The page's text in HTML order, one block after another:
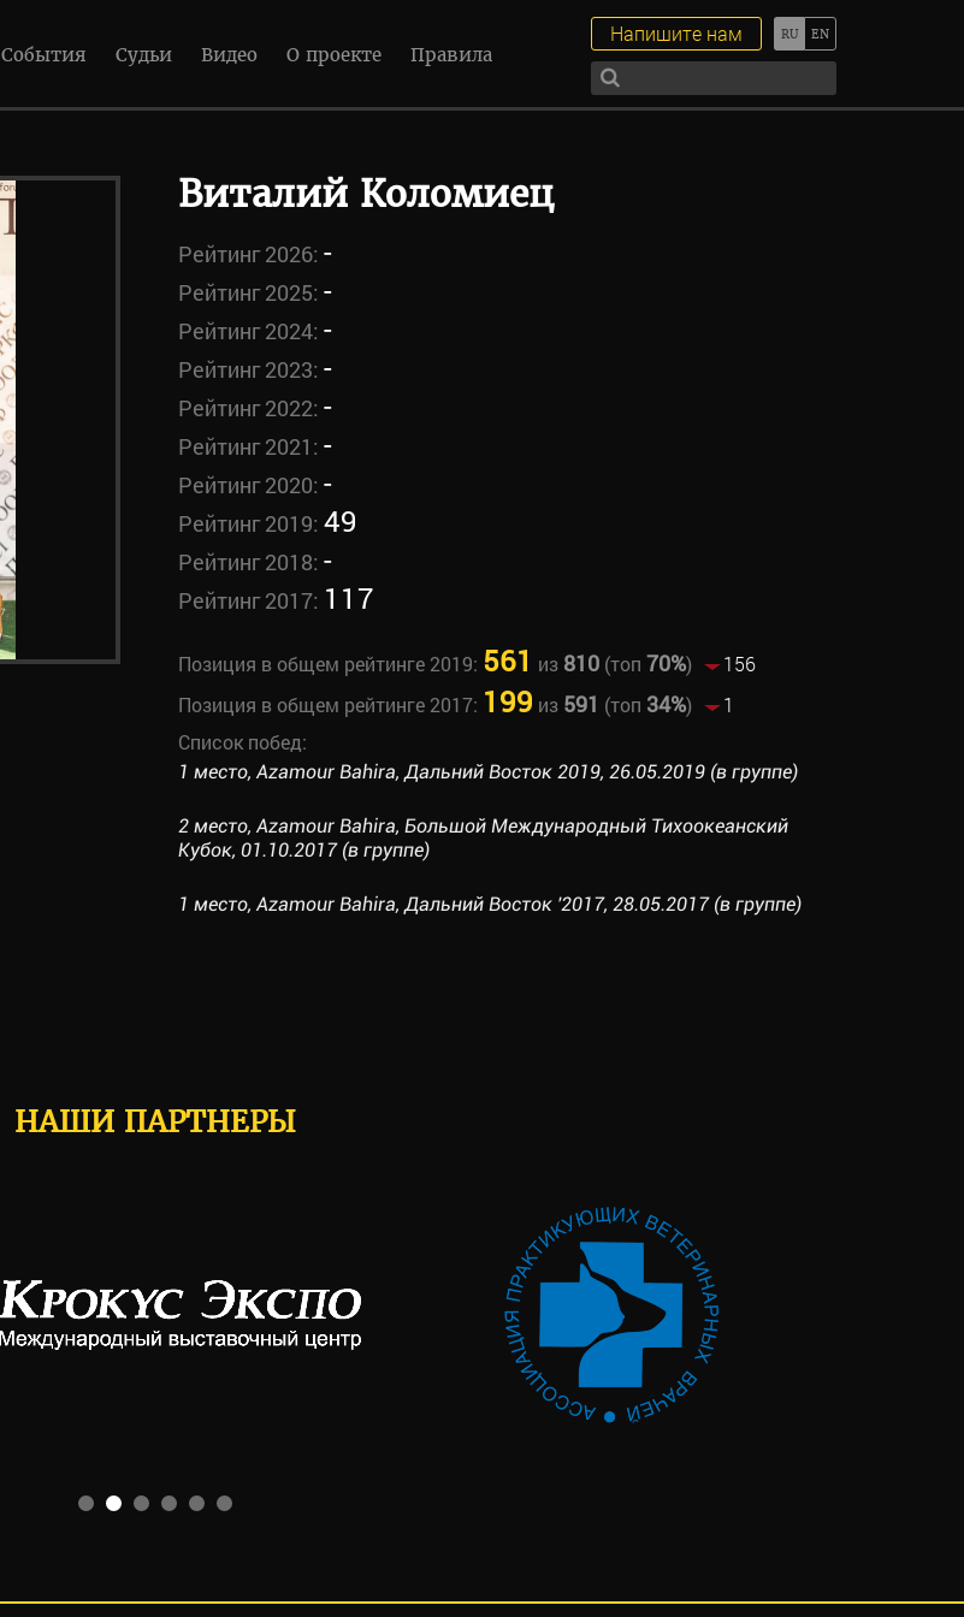
События Судьи Видео О проекте Правила
Напишите нам
Виталий Коломиец
Рейтинг 2026: -
Рейтинг 2025: -
Рейтинг 2024: -
Рейтинг 2023: -
Рейтинг 2022: -
Рейтинг 2021: -
Рейтинг 2020: -
Рейтинг 2019: 49
Рейтинг 2018: -
Рейтинг 2017: 117
Позиция в общем рейтинге 2019: 561 из 810(топ 70%)
156
Позиция в общем рейтинге 2017: 199 из 591 (топ 34%)
1
Список побед:
1 место, Azamour Bahira, Дальний Восток 2019, 26.05.2019 (в группе)
2 место, Azamour Bahira, Большой Международный Тихоокеанский
Кубок, 01.10.2017 (в группе)
1 место, Azamour Bahira, Дальний Восток '2017, 28.05.2017 (в группе)
НАШИ ПАРТНЕРЫ